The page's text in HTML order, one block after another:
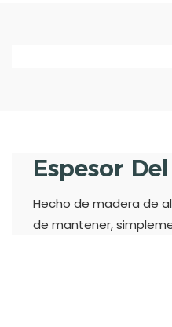
Espesor
Hecho de madera de
de mantener,